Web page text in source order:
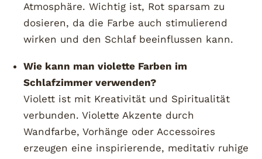
Atmosphäre. Wichtig ist, Rot sparsam zu
dosieren, da die Farbe auch stimulierend
wirken und den Schlaf beeinflussen kann.
Wie kann man violette Farben im
Schlafzimmer verwenden?
Violett ist mit Kreativität und Spiritualität
verbunden. Violette Akzente durch
Wandfarbe, Vorhänge oder Accessoires
erzeugen eine inspirierende, meditativ ruhige